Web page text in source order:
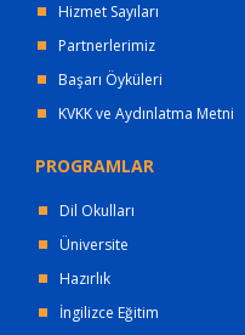
Hizmet Sayıları
Partnerlerimiz
Başarı Öyküleri
KVKK ve Aydınlatma Metni
PROGRAMLAR
Dil Okulları
Üniversite
Hazırlık
İngilizce Eğitim